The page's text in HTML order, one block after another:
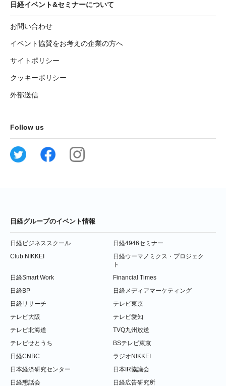
日経イベント&セミナーについて
お問い合わせ
イベント協賛をお考えの企業の方へ
サイトポリシー
クッキーポリシー
外部送信
Follow us
日経グループのイベント情報
日経ビジネススクール
日経4946セミナー
Club NIKKEI
日経ウーマノミクス・プロジェク
ト
日経Smart Work
Financial Times
日経BP
日経メディアマーケティング
日経リサーチ
テレビ東京
テレビ大阪
テレビ愛知
テレビ北海道
TVQ九州放送
テレビせとうち
BSテレビ東京
日経CNBC
ラジオNIKKEI
日本経済研究センター
日本IR協議会
日経懇話会
日経広告研究所